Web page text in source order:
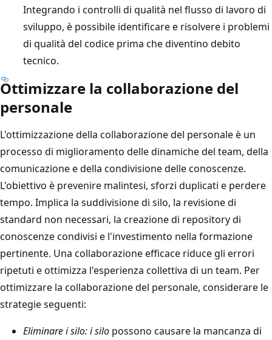
Integrando i controlli di qualità nel flusso di lavoro di
sviluppo, è possibile identificare e risolvere i problemi
di qualità del codice prima che diventino debito
tecnico.
Ottimizzare la collaborazione del
personale
L'ottimizzazione della collaborazione del personale è un
processo di miglioramento delle dinamiche del team, della
comunicazione e della condivisione delle conoscenze.
L'obiettivo è prevenire malintesi, sforzi duplicati e perdere
tempo. Implica la suddivisione di silo, la revisione di
standard non necessari, la creazione di repository di
conoscenze condivisi e l'investimento nella formazione
pertinente. Una collaborazione efficace riduce gli errori
ripetuti e ottimizza l'esperienza collettiva di un team. Per
ottimizzare la collaborazione del personale, considerare le
strategie seguenti:
Eliminare i silo: i silo possono causare la mancanza di